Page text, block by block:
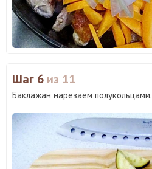
Шаг 6 из 11
Баклажан нарезаем полукольцами.